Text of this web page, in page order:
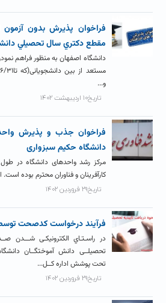
فراخوان پذيرش بدون
مقطع دکتري سال تحصيلي
دانشگاه اصفهان به منظور فراهم
و...
تاریخ۱۰ اردیبهشت ۱۴۰۲
فراخوان جذب و پذيرش
دانشگاه حکیم سبزواری
کارآفرینان و فناوران محترم بوده است.
تاریخ۲۹ فروردین ۱۴۰۲
فرآيند درخواست کدصحت
در راسـتـاي الکترونیکـی شـــدن
تحصیلــی دانش آموختگــان
تحت پوشش اداره کــل...
تاریخ۲۹ فروردین ۱۴۰۲